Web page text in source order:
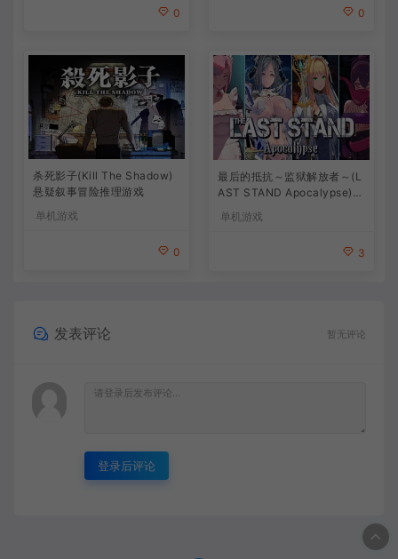
0 0
杀死影子(Kill The Shadow)
悬疑叙事冒险推理游戏
单机游戏
0
最后的抵抗～监狱解放者～(L
AST STAND Apocalypse)卡
单机游戏
3
发表评论 暂无评论
登录后评论